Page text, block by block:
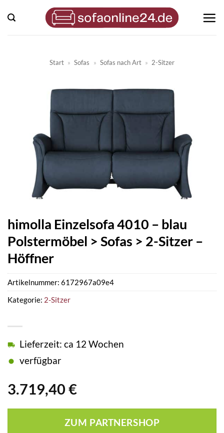
Inhalt
springen
Start » Sofas » Sofas nach Art » 2-Sitzer
himolla Einzelsofa 4010 – blau
Polstermöbel > Sofas > 2-Sitzer –
Höffner
3.719,40 €
Lieferzeit: ca 12 Wochen
verfügbar
ZUM PARTNERSHOP
Artikelnummer: 6172967a09e4
Kategorie: 2-Sitzer